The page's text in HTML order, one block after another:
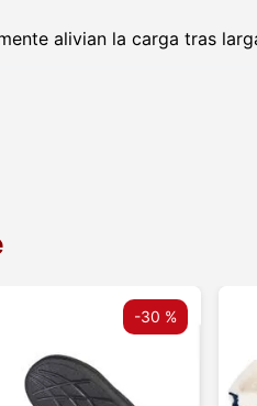
alivian la carga tras
-30 %